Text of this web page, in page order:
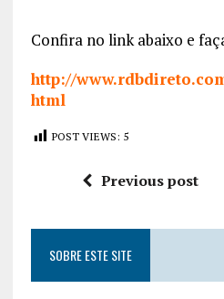
Confira no link abaixo e
http://
html
POST VIEWS: 5
Previous post
SOBRE ESTE SITE